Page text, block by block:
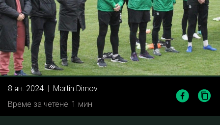
8 ян. 2024 | Martin Dimov
Време за четене: 1 мин